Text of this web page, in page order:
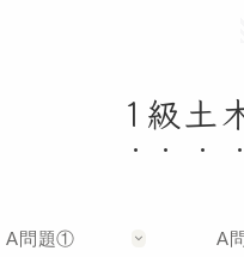
1級土
A問題① A